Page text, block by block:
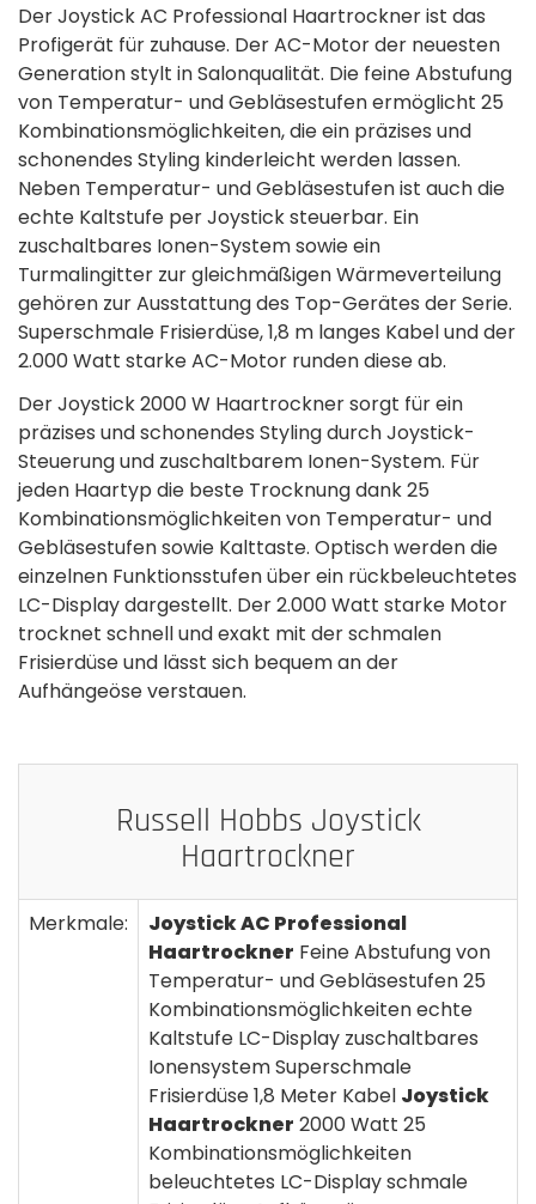
Der Joystick AC Professional Haartrockner ist das
Profigerät für zuhause. Der AC-Motor der neuesten
Generation stylt in Salonqualität. Die feine Abstufung
von Temperatur- und Gebläsestufen ermöglicht 25
Kombinationsmöglichkeiten, die ein präzises und
schonendes Styling kinderleicht werden lassen.
Neben Temperatur- und Gebläsestufen ist auch die
echte Kaltstufe per Joystick steuerbar. Ein
zuschaltbares Ionen-System sowie ein
Turmalingitter zur gleichmäßigen Wärmeverteilung
gehören zur Ausstattung des Top-Gerätes der Serie.
Superschmale Frisierdüse, 1,8 m langes Kabel und der
2.000 Watt starke AC-Motor runden diese ab.
Der Joystick 2000 W Haartrockner sorgt für ein
präzises und schonendes Styling durch Joystick-
Steuerung und zuschaltbarem Ionen-System. Für
jeden Haartyp die beste Trocknung dank 25
Kombinationsmöglichkeiten von Temperatur- und
Gebläsestufen sowie Kalttaste. Optisch werden die
einzelnen Funktionsstufen über ein rückbeleuchtetes
LC-Display dargestellt. Der 2.000 Watt starke Motor
trocknet schnell und exakt mit der schmalen
Frisierdüse und lässt sich bequem an der
Aufhängeöse verstauen.
Russell Hobbs Joystick
Haartrockner
Merkmale:
Joystick AC Professional
Haartrockner Feine Abstufung von
Temperatur- und Gebläsestufen 25
Kombinationsmöglichkeiten echte
Kaltstufe LC-Display zuschaltbares
Ionensystem Superschmale
Frisierdüse 1,8 Meter Kabel Joystick
Haartrockner 2000 Watt 25
Kombinationsmöglichkeiten
beleuchtetes LC-Display schmale